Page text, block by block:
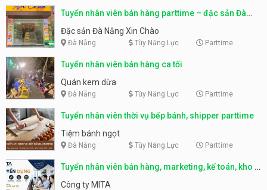
Tuyển nhân viên bán hàng parttime – đặc sản Đà
Nẵng
Đặc sản Đà Nẵng Xin Chào
Đà Nẵng Tùy Năng Lực Parttime
Tuyển nhân viên bán hàng ca tối
Quán kem dừa
Đà Nẵng Tùy Năng Lực Parttime
Tuyển nhân viên thời vụ bếp bánh, shipper parttime
Tiệm bánh ngọt
Đà Nẵng Tùy Năng Lực Parttime
Tuyển nhân viên bán hàng, marketing, kế toán, kho –
parttime, fulltime
Công ty MITA